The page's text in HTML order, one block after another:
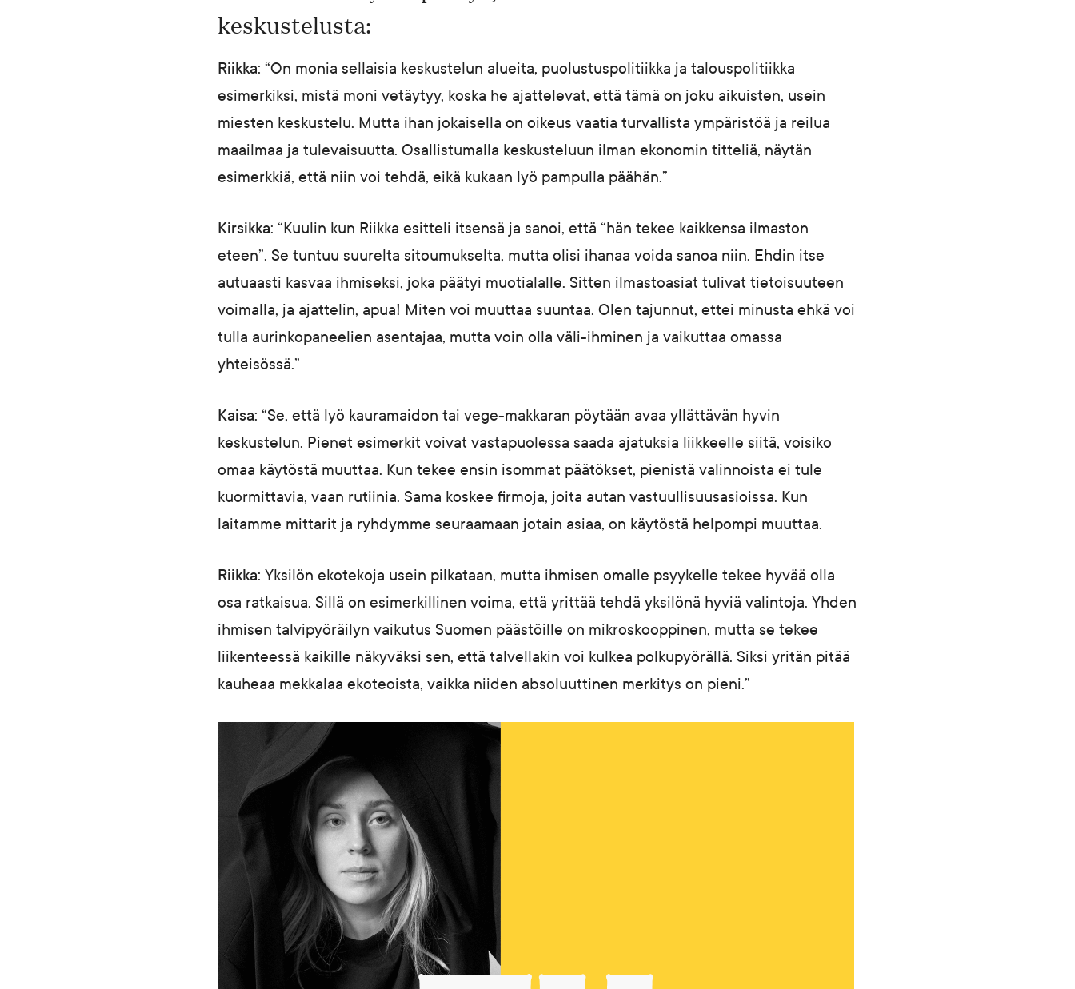
keskustelusta:
Riikka: “On monia sellaisia keskustelun alueita, puolustuspolitiikka ja talouspolitiikka
esimerkiksi, mistä moni vetäytyy, koska he ajattelevat, että tämä on joku aikuisten, usein
miesten keskustelu. Mutta ihan jokaisella on oikeus vaatia turvallista ympäristöä ja reilua
maailmaa ja tulevaisuutta. Osallistumalla keskusteluun ilman ekonomin titteliä, näytän
esimerkkiä, että niin voi tehdä, eikä kukaan lyö pampulla päähän.”
Kirsikka: “Kuulin kun Riikka esitteli itsensä ja sanoi, että “hän tekee kaikkensa ilmaston
eteen”. Se tuntuu suurelta sitoumukselta, mutta olisi ihanaa voida sanoa niin. Ehdin itse
autuaasti kasvaa ihmiseksi, joka päätyi muotialalle. Sitten ilmastoasiat tulivat tietoisuuteen
voimalla, ja ajattelin, apua! Miten voi muuttaa suuntaa. Olen tajunnut, ettei minusta ehkä voi
tulla aurinkopaneelien asentajaa, mutta voin olla väli-ihminen ja vaikuttaa omassa
yhteisössä.”
Kaisa: “Se, että lyö kauramaidon tai vege-makkaran pöytään avaa yllättävän hyvin
keskustelun. Pienet esimerkit voivat vastapuolessa saada ajatuksia liikkeelle siitä, voisiko
omaa käytöstä muuttaa. Kun tekee ensin isommat päätökset, pienistä valinnoista ei tule
kuormittavia, vaan rutiinia. Sama koskee firmoja, joita autan vastuullisuusasioissa. Kun
laitamme mittarit ja ryhdymme seuraamaan jotain asiaa, on käytöstä helpompi muuttaa.
Riikka: Yksilön ekotekoja usein pilkataan, mutta ihmisen omalle psyykelle tekee hyvää olla
osa ratkaisua. Sillä on esimerkillinen voima, että yrittää tehdä yksilönä hyviä valintoja. Yhden
ihmisen talvipyöräilyn vaikutus Suomen päästöille on mikroskooppinen, mutta se tekee
liikenteessä kaikille näkyväksi sen, että talvellakin voi kulkea polkupyörällä. Siksi yritän pitää
kauheaa mekkalaa ekoteoista, vaikka niiden absoluuttinen merkitys on pieni.”